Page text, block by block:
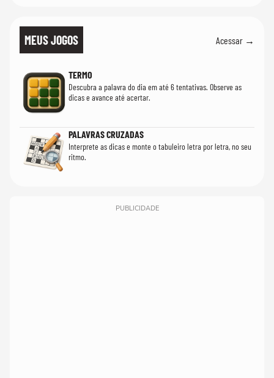
MEUS JOGOS Acessar →
TERMO
Descubra a palavra do dia em até 6 tentativas. Observe as
dicas e avance até acertar.
PALAVRAS CRUZADAS
Interprete as dicas e monte o tabuleiro letra por letra, no seu
ritmo.
PUBLICIDADE